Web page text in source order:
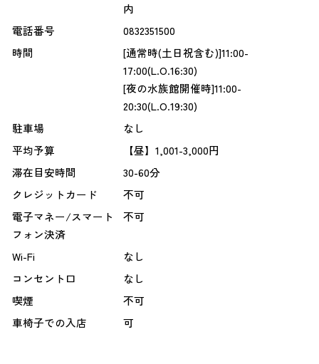
内
電話番号
0832351500
時間
[通常時(土日祝含む)]11:00-
17:00(L.O.16:30)
[夜の水族館開催時]11:00-
20:30(L.O.19:30)
駐車場
なし
平均予算
【昼】1,001-3,000円
滞在目安時間
30-60分
クレジットカード
不可
電子マネー/スマート
フォン決済
不可
Wi-Fi
なし
コンセント口
なし
喫煙
不可
車椅子での入店
可